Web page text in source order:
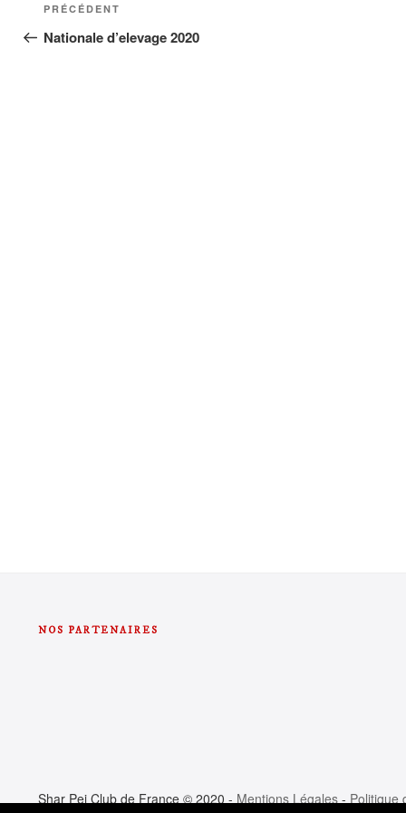
de
Article
précédent
PRÉCÉDENT
Nationale d’elevage 2020
NOS PARTENAIRES
Shar Pei Club de France © 2020 - Mentions Légales - Politique